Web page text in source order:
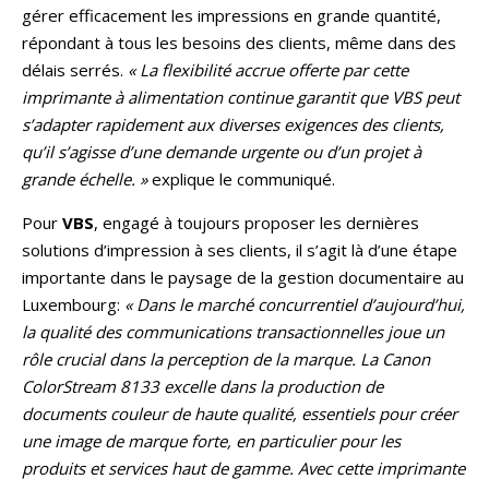
gérer efficacement les impressions en grande quantité,
répondant à tous les besoins des clients, même dans des
délais serrés. « La flexibilité accrue offerte par cette
imprimante à alimentation continue garantit que VBS peut
s’adapter rapidement aux diverses exigences des clients,
qu’il s’agisse d’une demande urgente ou d’un projet à
grande échelle. »explique le communiqué.
Pour VBS, engagé à toujours proposer les dernières
solutions d’impression à ses clients, il s’agit là d’une étape
importante dans le paysage de la gestion documentaire au
Luxembourg: « Dans le marché concurrentiel d’aujourd’hui,
la qualité des communications transactionnelles joue un
rôle crucial dans la perception de la marque. La Canon
ColorStream 8133 excelle dans la production de
documents couleur de haute qualité, essentiels pour créer
une image de marque forte, en particulier pour les
produits et services haut de gamme. Avec cette imprimante